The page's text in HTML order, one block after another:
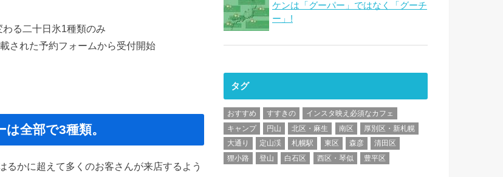
る二十日氷1種類のみ
された予約フォームから受付開始
全部で3種類。
かに超えて多くのお客さんが来店するよう
ケンは「グーパー」ではなく「グーチ
ー」!
タグ
おすすめ すすきの
インスタ映え必須なカフェ
キャンプ
円山 北区・麻生 南区
厚別区・新札幌
大通り
定山渓 札幌駅 東区 森彦
清田区
狸小路
登山 白石区 西区・琴似 豊平区